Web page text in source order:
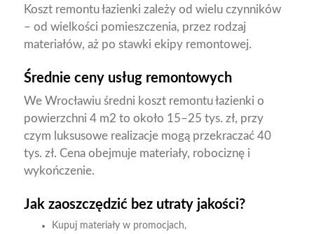
Koszt remontu łazienki zależy od wielu czynników
– od wielkości pomieszczenia, przez rodzaj
materiałów, aż po stawki ekipy remontowej.
Średnie ceny usług remontowych
We Wrocławiu średni koszt remontu łazienki o
powierzchni 4 m2 to około 15–25 tys. zł, przy
czym luksusowe realizacje mogą przekraczać 40
tys. zł. Cena obejmuje materiały, robociznę i
wykończenie.
Jak zaoszczędzić bez utraty jakości?
Kupuj materiały w promocjach,